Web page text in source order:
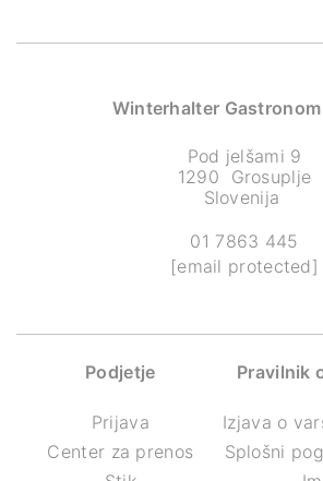
Winterhalter
Pod jelšami 9
1290 Grosuplje
Slovenija
01 7863 445
[email protected]
Podjetje
Prijava
Center za prenos
Pravilnik
Izjava o
Splošni